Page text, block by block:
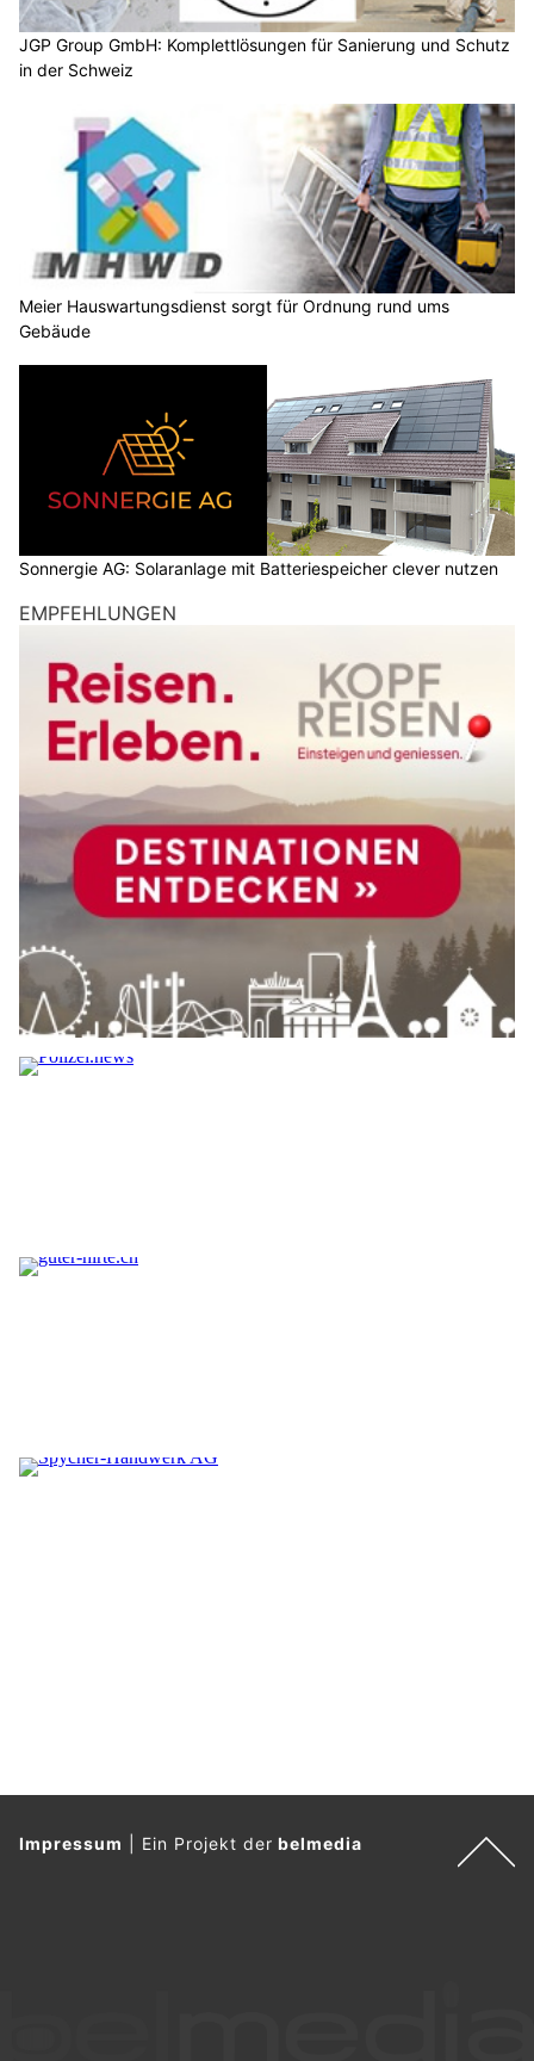
JGP Group GmbH: Komplettlösungen für Sanierung und Schutz
in der Schweiz
Meier Hauswartungsdienst sorgt für Ordnung rund ums
Gebäude
Sonnergie AG: Solaranlage mit Batteriespeicher clever nutzen
EMPFEHLUNGEN
Impressum Ein Projekt derbelmedia